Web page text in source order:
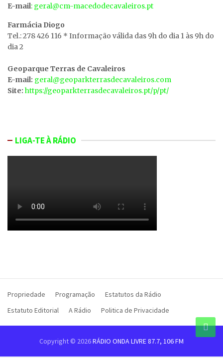
E-mail: geral@cm-macedodecavaleiros.pt
Farmácia Diogo
Tel.: 278 426 116 * Informação válida das 9h do dia 1 às 9h do
dia 2
Geoparque Terras de Cavaleiros
E-mail: geral@geoparkterrasdecavaleiros.com
Site: https://geoparkterrasdecavaleiros.pt/p/pt/
LIGA-TE À RÁDIO
Propriedade Programação
Estatutos da Rádio
Estatuto Editorial
A Rádio Politica de Privacidade
Copyright © 2026RÁDIO ONDA LIVRE 87.7, 106 FM